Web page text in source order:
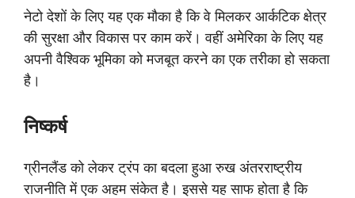
नेटो देशों के लिए यह एक मौका है कि वे मिलकर आर्कटिक क्षेत्र
की सुरक्षा और विकास पर काम करें। वहीं अमेरिका के लिए यह
अपनी वैश्विक भूमिका को मजबूत करने का एक तरीका हो सकता
है।
निष्कर्ष
ग्रीनलैंड को लेकर ट्रंप का बदला हुआ रुख अंतरराष्ट्रीय
राजनीति में एक अहम संकेत है। इससे यह साफ होता है कि